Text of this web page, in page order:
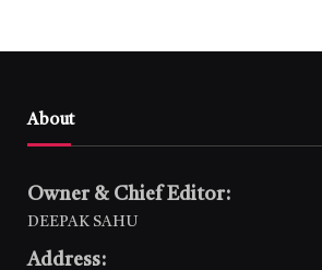
About
Owner & Chief Editor:
DEEPAK SAHU
Address: